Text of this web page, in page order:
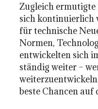
Zugleich ermutigte
sich kontinuierlich
für technische
Normen,
entwickelten sich
ständig weiter –
beste Chancen